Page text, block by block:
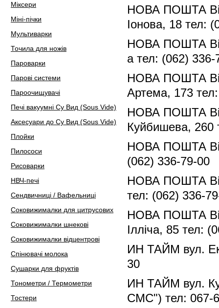
Міксери
Міні-пічки
Мультиварки
Точила для ножів
Пароварки
Парові системи
Пароочищувачі
Печі вакуумні Су Вид (Sous Vide)
Аксесуари до Су Вид (Sous Vide)
Плойки
Пилососи
Рисоварки
НВЧ-печі
Сендвичниці / Вафельниці
Соковижималки для цитрусових
Соковижималки шнекові
Соковижималки відцентрові
Спінювачі молока
Сушарки для фруктів
Тонометри / Термометри
Тостери
НОВА ПОШТА
Іонова, 18 тел:
НОВА ПОШТА
а тел: (062) 336-
НОВА ПОШТА
Артема, 173
НОВА ПОШТА
Куйбишева, 260
НОВА ПОШТА
(062) 336-79-00
НОВА ПОШТА
тел: (062) 336-
НОВА ПОШТА
Ілліча, 85 тел:
ИН ТАЙМ вул.
30
ИН ТАЙМ вул.
СМС") тел: 067-